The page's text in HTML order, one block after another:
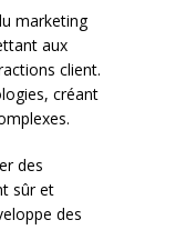
marketing
aux
client.
créant
des
sûr et
des